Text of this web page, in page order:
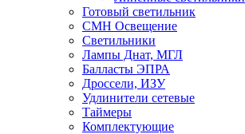
Готовый светильник
CMH Освещение
Светильники
Лампы Днат, МГЛ
Балласты ЭПРА
Дроссели, ИЗУ
Удлинители сетевые
Таймеры
Комплектующие